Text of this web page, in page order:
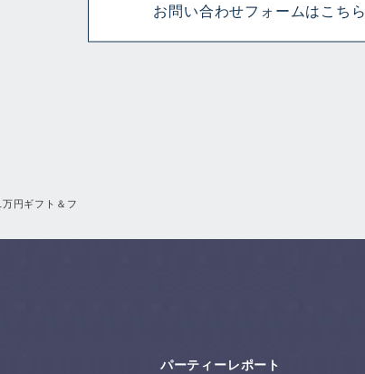
円ギフト＆フ
お問い合わせフォームはこちら
パーティーレポート